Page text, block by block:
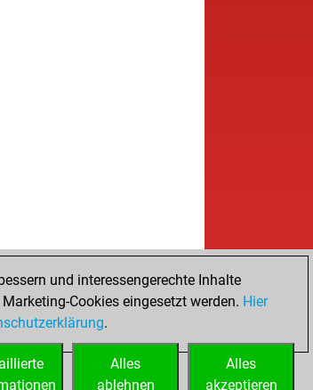
und interessengerechte Inhalte
Cookies eingesetzt werden. Hier
.
Alles
akzeptieren
Alles
ablehnen